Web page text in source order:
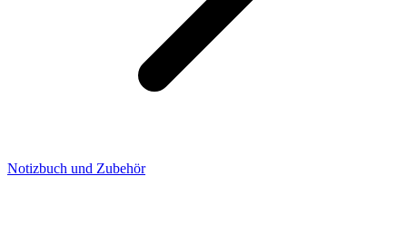
Notizbuch und Zubehör